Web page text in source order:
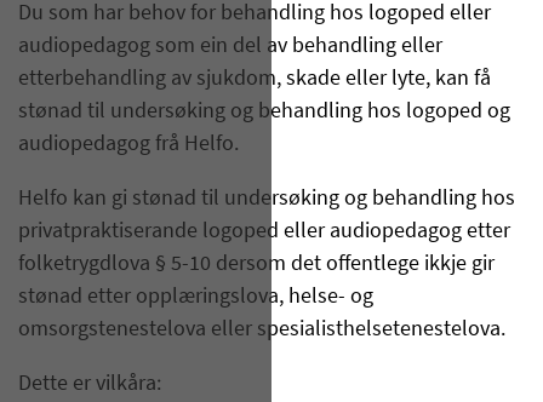
Du som har behov for behandling hos logoped eller
audiopedagog som ein del av behandling eller
etterbehandling av sjukdom, skade eller lyte, kan få
stønad til undersøking og behandling hos logoped og
audiopedagog frå Helfo.
Helfo kan gi stønad til undersøking og behandling hos
privatpraktiserande logoped eller audiopedagog etter
folketrygdlova § 5-10 dersom det offentlege ikkje gir
stønad etter opplæringslova, helse- og
omsorgstenestelova eller spesialisthelsetenestelova.
Dette er vilkåra: